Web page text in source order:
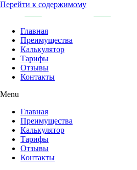
Перейти к содержимому
Главная
Преимущества
Калькулятор
Тарифы
Отзывы
Контакты
Menu
Главная
Преимущества
Калькулятор
Тарифы
Отзывы
Контакты